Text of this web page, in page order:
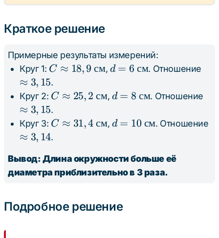
Краткое решение
Примерные результаты измерений:
Круг 1: C
\approx
18,9
\text{
см}
C ≈ 18,9 см, d = 6
см}
d = 6 см. Отношение
≈ 3, 15.
Круг 2: C
\approx
25,2
C ≈ 25,2 см, d = 8
см}
d = 8 см. Отношение
≈ 3, 15.
Круг 3: C
\approx
\text{
см}
C ≈ 31,4 см, d =
см}
d = 10 см. Отношение
≈ 3, 14.
Вывод: Длина окружности больше её
диаметра приблизительно в 3 раза.
Подробное решение